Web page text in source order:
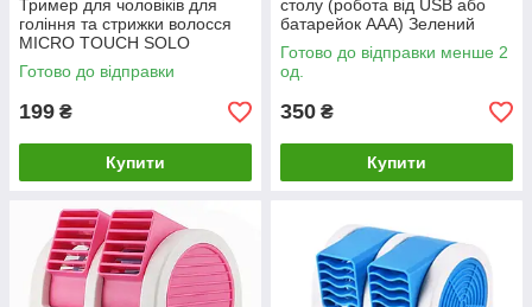
Тример для чоловіків для
гоління та стрижки волосся
MICRO TOUCH SOLO
Готово до відправки
199 ₴
Купити
столу (робота від USB або
батарейок ААА) Зелений
Готово до відправки менше 2
од.
350 ₴
Купити